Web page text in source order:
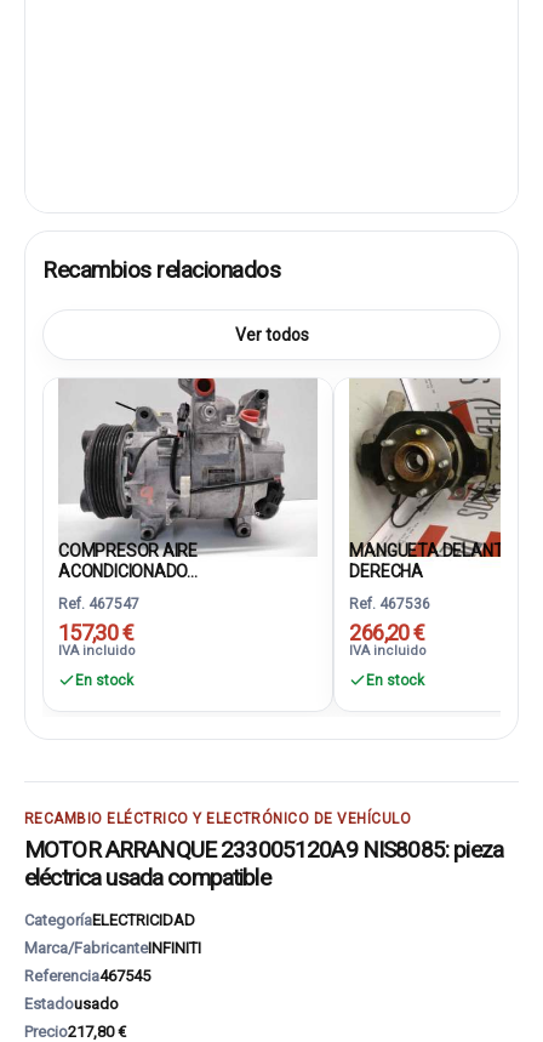
Recambios relacionados
Ver todos
COMPRESOR AIRE
ACONDICIONADO...
Ref. 467547
157,30 €
IVA incluido
En stock
MANGUETA DELANTERA
DERECHA
Ref. 467536
266,20 €
IVA incluido
En stock
RECAMBIO ELÉCTRICO Y ELECTRÓNICO DE VEHÍCULO
MOTOR ARRANQUE 233005120A9 NIS8085: pieza
eléctrica usada compatible
CategoríaELECTRICIDAD
Marca/FabricanteINFINITI
Referencia467545
Estadousado
Precio217,80 €